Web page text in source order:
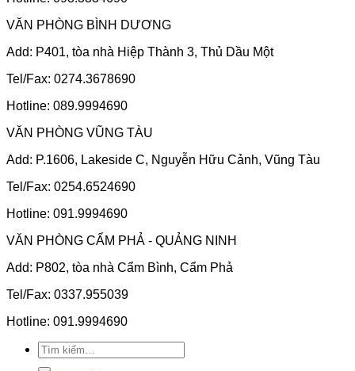
VĂN PHÒNG BÌNH DƯƠNG
Add: P401, tòa nhà Hiệp Thành 3, Thủ Dầu Một
Tel/Fax: 0274.3678690
Hotline: 089.9994690
VĂN PHÒNG VŨNG TÀU
Add: P.1606, Lakeside C, Nguyễn Hữu Cảnh, Vũng Tàu
Tel/Fax: 0254.6524690
Hotline: 091.9994690
VĂN PHÒNG CẨM PHẢ - QUẢNG NINH
Add: P802, tòa nhà Cẩm Bình, Cẩm Phả
Tel/Fax: 0337.955039
Hotline: 091.9994690
Tìm
kiếm: